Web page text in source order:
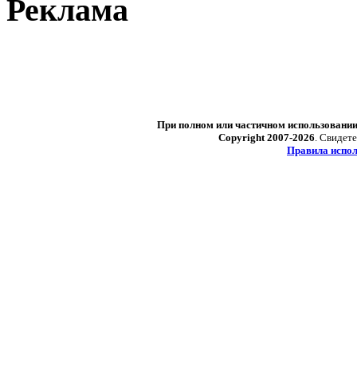
Реклама
При полном или частичном
Copyright 2007-2026 .
Правила